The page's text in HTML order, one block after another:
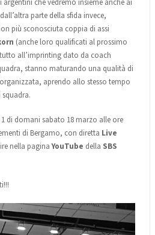
argentini che vedremo insieme anche ai
parte della sfida invece,
più sconosciuta coppia di assi
(anche loro qualificati al prossimo
all’imprinting dato da coach
stanno maturando una qualità di
aprendo allo stesso tempo
di domani sabato 18 marzo alle ore
di Bergamo, con diretta Live
nella paginaYouTube della SBS